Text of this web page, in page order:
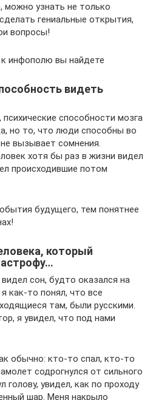
узнать не только
гениальные открытия,
вопросы!
инфополю вы найдете
видеть
способности мозга
но то, что люди способны во
вызывает сомнения.
хотя бы раз в жизни видел
происходившие потом
будущего, тем понятнее
который
сон, будто оказался на
как-то понял, что все
там, были русскими.
я увидел, что под нами
обычно: кто-то спал, кто-то
содрогнулся от сильного
голову, увидел, как по проходу
шар. Меня накрыло